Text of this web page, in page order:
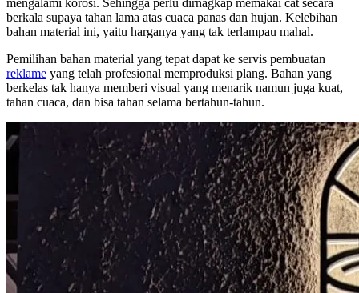
mengalami korosi. Sehingga perlu dirnagkap memakai cat secara
berkala supaya tahan lama atas cuaca panas dan hujan. Kelebihan
bahan material ini, yaitu harganya yang tak terlampau mahal.
Pemilihan bahan material yang tepat dapat ke servis pembuatan
reklame yang telah profesional memproduksi plang. Bahan yang
berkelas tak hanya memberi visual yang menarik namun juga kuat,
tahan cuaca, dan bisa tahan selama bertahun-tahun.